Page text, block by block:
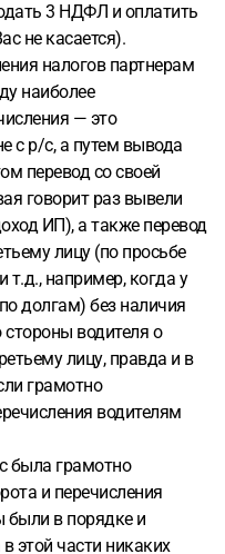
3 НДФЛ и оплатить
не касается).
налогов партнерам
наиболее
— это
с р/с, а путем вывода
перевод со своей
говорит раз вывели
ИП), а также перевод
лицу (по просьбе
т.д., например, когда у
долгам) без наличия
водителя о
лицу, правда и в
грамотно
водителям
была грамотно
и перечисления
были в порядке и
этой части никаких